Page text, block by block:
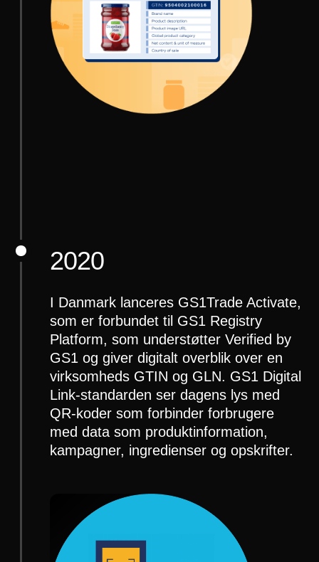
2020
I Danmark lanceres GS1Trade Activate,
som er forbundet til GS1 Registry
Platform, som understøtter Verified by
GS1 og giver digitalt overblik over en
virksomheds GTIN og GLN. GS1 Digital
Link-standarden ser dagens lys med
QR-koder som forbinder forbrugere
med data som produktinformation,
kampagner, ingredienser og opskrifter.